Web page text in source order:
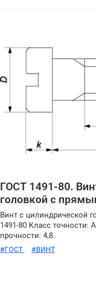
ГОСТ 1491-80.
головкой с
Винт с цилиндрической
1491-80 Класс точности:
прочности: 4,8.
#ГОСТ #ВИНТ